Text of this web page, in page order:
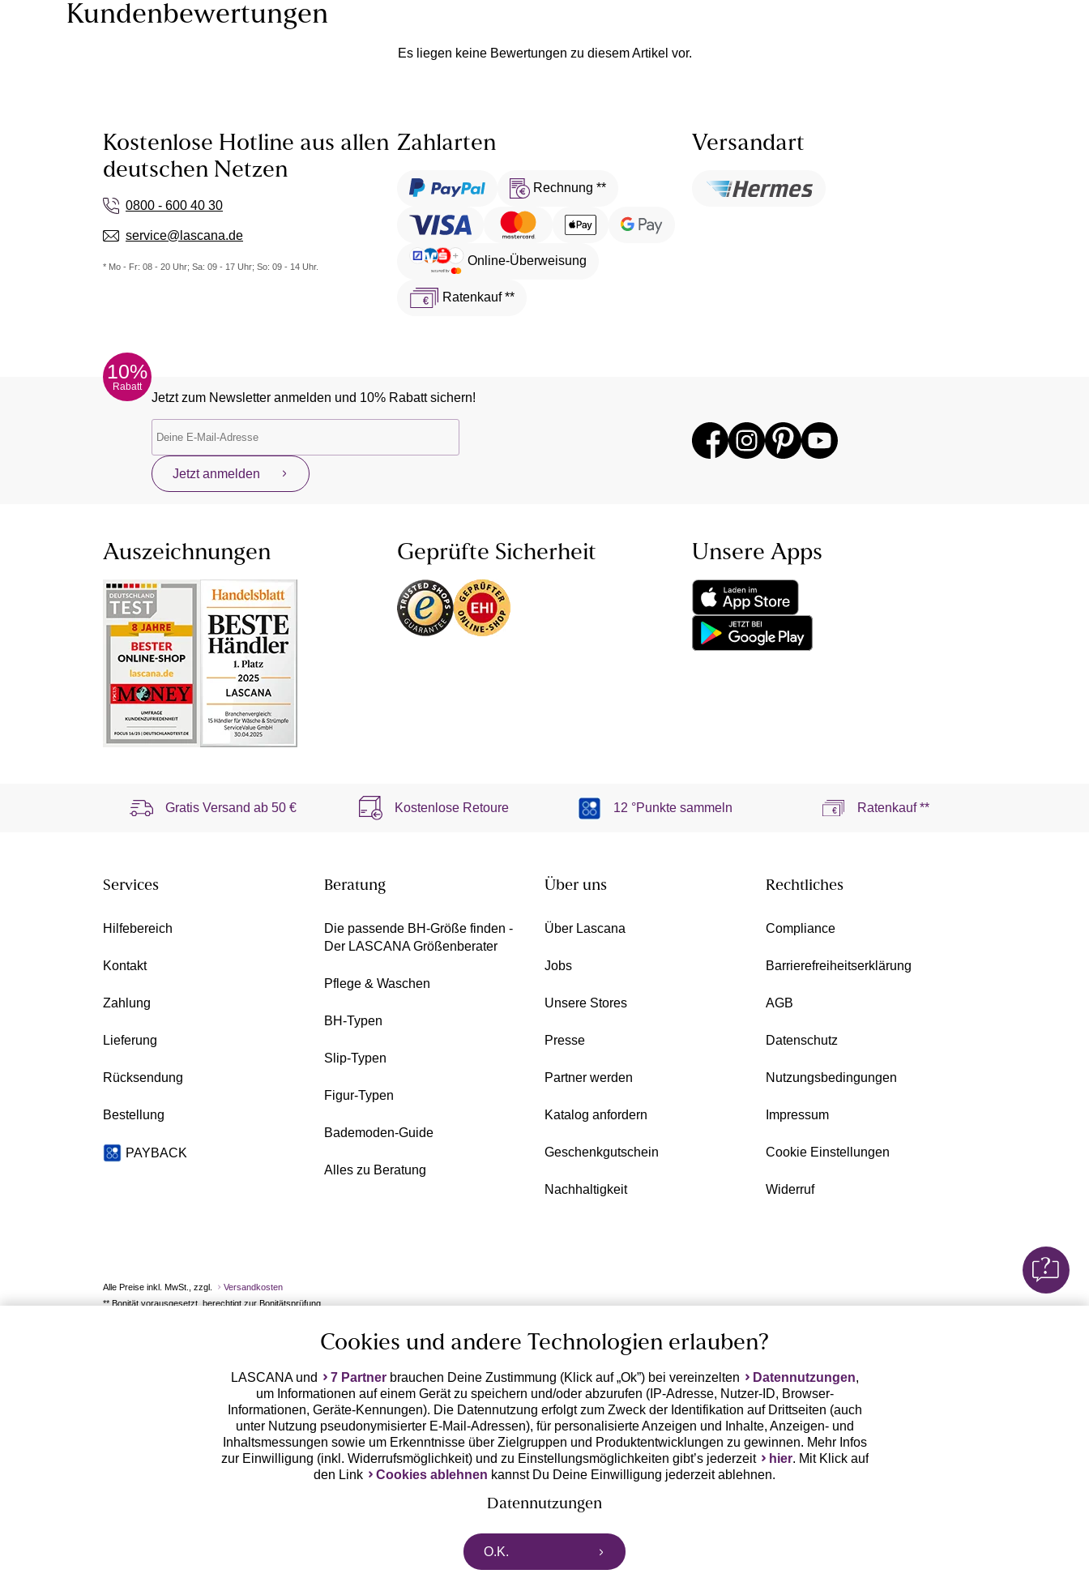
Kundenbewertungen
Es liegen keine Bewertungen zu diesem Artikel vor.
Kostenlose Hotline aus allen
deutschen Netzen
0800 - 600 40 30
service@lascana.de
* Mo - Fr: 08 - 20 Uhr; Sa: 09 - 17 Uhr; So: 09 - 14 Uhr.
Zahlarten
Rechnung **
Online-Überweisung
Ratenkauf **
Versandart
10%
Rabatt
Jetzt zum Newsletter anmelden und 10% Rabatt sichern!
Jetzt anmelden
Auszeichnungen Geprüfte Sicherheit Unsere Apps
Gratis Versand ab50 € Kostenlose Retoure 12 °Punkte sammeln Ratenkauf **
Services
Hilfebereich
Kontakt
Zahlung
Lieferung
Rücksendung
Bestellung
PAYBACK
Beratung
Die passende BH-Größe finden -
Der LASCANA Größenberater
Pflege & Waschen
BH-Typen
Slip-Typen
Figur-Typen
Bademoden-Guide
Alles zu Beratung
Über uns
Über Lascana
Jobs
Unsere Stores
Presse
Partner werden
Katalog anfordern
Geschenkgutschein
Nachhaltigkeit
Rechtliches
Compliance
Barrierefreiheitserklärung
AGB
Datenschutz
Nutzungsbedingungen
Impressum
Cookie Einstellungen
Widerruf
Alle Preise inkl. MwSt., zzgl.
Versandkosten
** Bonität vorausgesetzt, berechtigt zur Bonitätsprüfung
Cookies und andere Technologien erlauben?
LASCANA und 7 Partnerbrauchen Deine Zustimmung (Klick auf „Ok”) bei vereinzelten Datennutzungen,
um Informationen auf einem Gerät zu speichern und/oder abzurufen (IP-Adresse, Nutzer-ID, Browser-
Informationen, Geräte-Kennungen). Die Datennutzung erfolgt zum Zweck der Identifikation auf Drittseiten (auch
unter Nutzung pseudonymisierter E-Mail-Adressen), für personalisierte Anzeigen und Inhalte, Anzeigen- und
Inhaltsmessungen sowie um Erkenntnisse über Zielgruppen und Produktentwicklungen zu gewinnen. Mehr Infos
zur Einwilligung (inkl. Widerrufsmöglichkeit) und zu Einstellungsmöglichkeiten gibt’s jederzeit
hier. Mit Klick auf
den Link
Cookies ablehnen kannst Du Deine Einwilligung jederzeit ablehnen.
Datennutzungen
LASCANA arbeitet mit Partnern zusammen, die von deinem Endgerät abgerufene Daten (Trackingdaten) oder die
von uns übermittelten pseudonymisierten Daten zur Aussteuerung unserer Werbung sowie auch zu eigenen
O.K.